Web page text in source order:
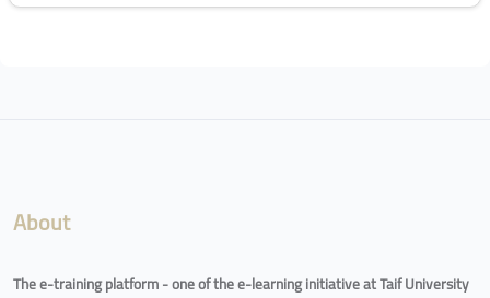
About
The e-training platform - one of the e-learning initiative at Taif University